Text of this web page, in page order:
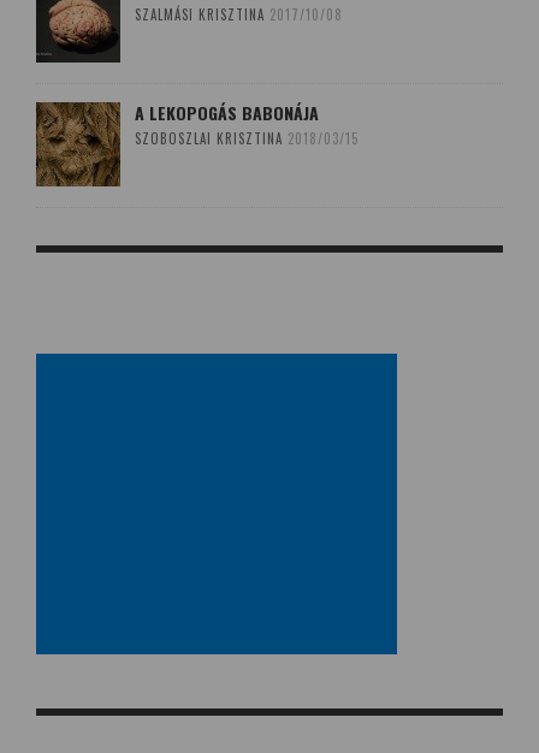
SZALMÁSI KRISZTINA 2017/10/08
A LEKOPOGÁS BABONÁJA
SZOBOSZLAI KRISZTINA 2018/03/15